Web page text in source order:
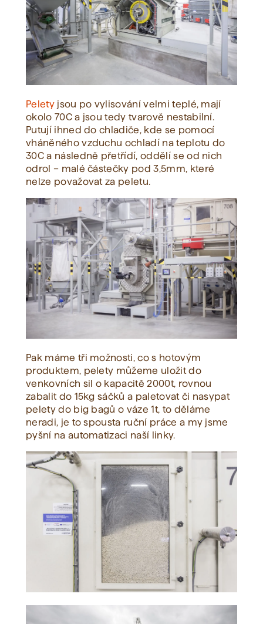
Peletyjsou po vylisování velmi teplé, mají
okolo 70C a jsou tedy tvarově nestabilní.
Putují ihned do chladiče, kde se pomocí
vháněného vzduchu ochladí na teplotu do
30C a následně přetřídí, oddělí se od nich
odrol – malé částečky pod 3,5mm, které
nelze považovat za peletu.
Pak máme tři možnosti, co s hotovým
produktem, pelety můžeme uložit do
venkovních sil o kapacitě 2000t, rovnou
zabalit do 15kg sáčků a paletovat či nasypat
pelety do big bagů o váze 1t, to děláme
neradi, je to spousta ruční práce a my jsme
pyšní na automatizaci naší linky.